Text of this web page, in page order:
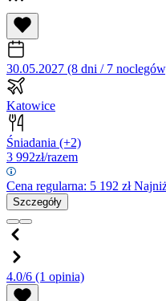
30.05.2027 (8 dni / 7
Katowice
Śniadania (+2)
3 992zł/razem
Cena regularna: 5 192 zł
Szczegóły
4.0/6 (1 opinia)